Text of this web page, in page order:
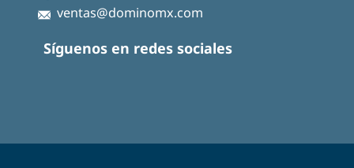
ventas@dominomx.com
Síguenos en redes sociales